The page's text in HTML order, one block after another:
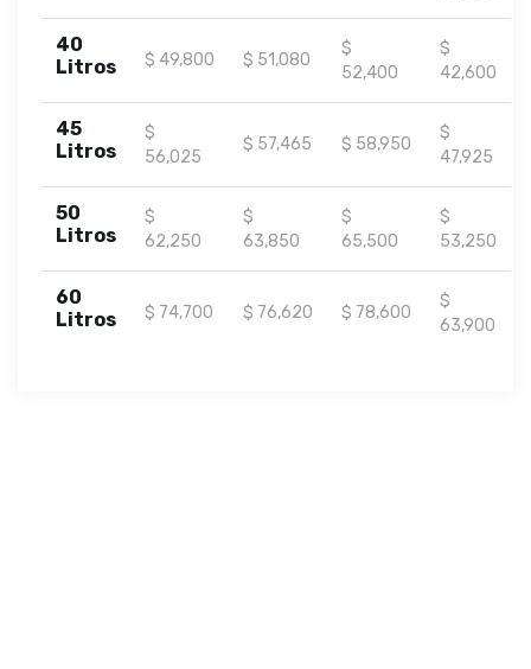
40
Litros
$ 49,800 $ 51,080
$
52,400
$
42,600
45
Litros
$
56,025
$ 57,465 $ 58,950
$
47,925
50
Litros
$
62,250
$
63,850
$
65,500
$
53,250
60
Litros
$ 74,700 $ 76,620 $ 78,600
$
63,900